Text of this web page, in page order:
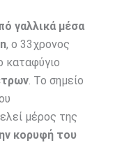
γαλλικά μέσα
, ο 33χρονος
καταφύγιο
. Το σημείο
μέρος της
κορυφή του